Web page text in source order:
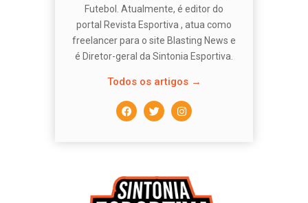
Futebol. Atualmente, é editor do
portal Revista Esportiva , atua como
freelancer para o site Blasting News e
é Diretor-geral da Sintonia Esportiva.
Todos os artigos →